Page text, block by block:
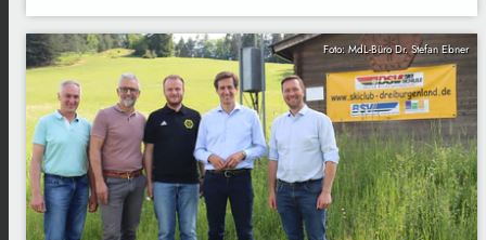
Foto: MdL-Büro Dr. Stefan Ebner